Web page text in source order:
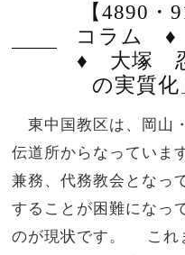
【4890・
コラム
♦ 大塚
の実質化
東中国教区は、岡山
伝道所からなっていま
兼務、代務教会となっ
することが困難になっ
のが現状です。 これ